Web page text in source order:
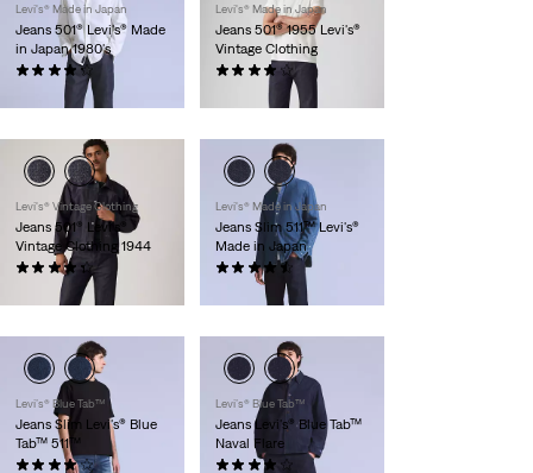
Levi's® Made in Japan
Jeans 501® Levi's® Made
in Japan 1980's
(62)
250,00 €
Levi's® Made in Japan
Jeans 501® 1955 Levi's®
Vintage Clothing
(112)
320,00 €
Levi's® Vintage Clothing
Jeans 501® Levi's®
Vintage Clothing 1944
(16)
280,00 €
Levi's® Made in Japan
Jeans Slim 511™ Levi's®
Made in Japan
(68)
250,00 €
Levi’s® Blue Tab™
Jeans Slim Levi's® Blue
Tab™ 511™
(8)
Levi’s® Blue Tab™
Jeans Levi's® Blue Tab™
Naval Flare